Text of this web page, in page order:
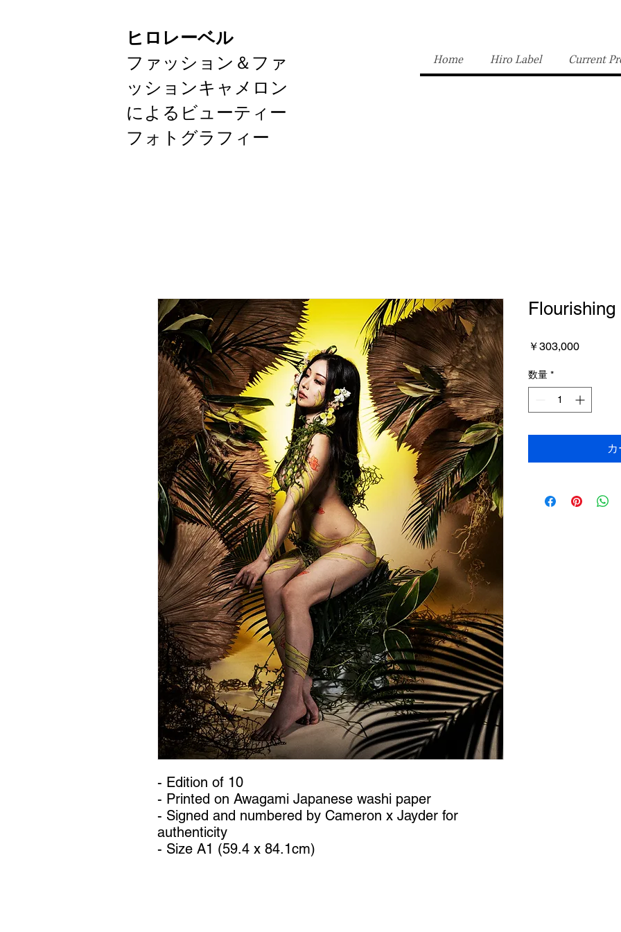
ヒロレーベル
ファッション＆ファ
ッションキャメロン
によるビューティー
フォトグラフィー
Home Hiro Label Current
- Edition of 10
- Printed on Awagami Japanese washi paper
- Signed and numbered by Cameron x Jayder for
authenticity
- Size A1 (59.4 x 84.1cm)
Flourishing
￥303,000価
数量 *